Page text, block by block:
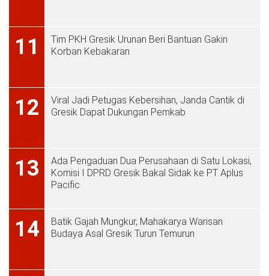
11
Tim PKH Gresik Urunan Beri Bantuan Gakin
Korban Kebakaran
12
Viral Jadi Petugas Kebersihan, Janda Cantik di
Gresik Dapat Dukungan Pemkab
13
Ada Pengaduan Dua Perusahaan di Satu Lokasi,
Komisi I DPRD Gresik Bakal Sidak ke PT Aplus
Pacific
14
Batik Gajah Mungkur, Mahakarya Warisan
Budaya Asal Gresik Turun Temurun